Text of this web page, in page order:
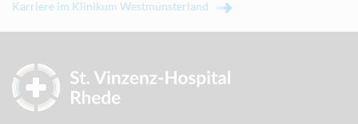
Karriere im Klinikum Westmünsterland